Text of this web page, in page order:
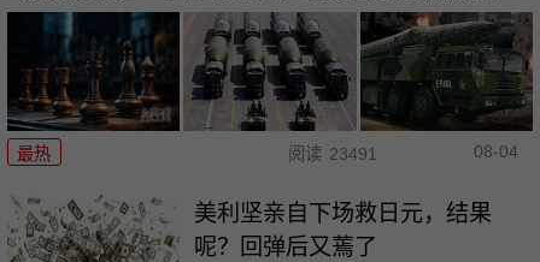
最热 阅读 23491 08-04
美利坚亲自下场救日元，结果
呢？回弹后又蔫了